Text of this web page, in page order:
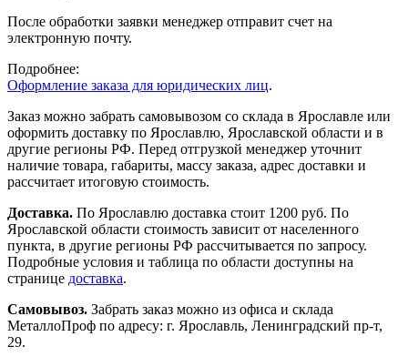
После обработки заявки менеджер отправит счет на
электронную почту.
Подробнее:
Оформление заказа для юридических лиц.
Заказ можно забрать самовывозом со склада в Ярославле или
оформить доставку по Ярославлю, Ярославской области и в
другие регионы РФ. Перед отгрузкой менеджер уточнит
наличие товара, габариты, массу заказа, адрес доставки и
рассчитает итоговую стоимость.
Доставка. По Ярославлю доставка стоит 1200 руб. По
Ярославской области стоимость зависит от населенного
пункта, в другие регионы РФ рассчитывается по запросу.
Подробные условия и таблица по области доступны на
странице доставка.
Самовывоз. Забрать заказ можно из офиса и склада
МеталлоПроф по адресу: г. Ярославль, Ленинградский пр-т,
29.